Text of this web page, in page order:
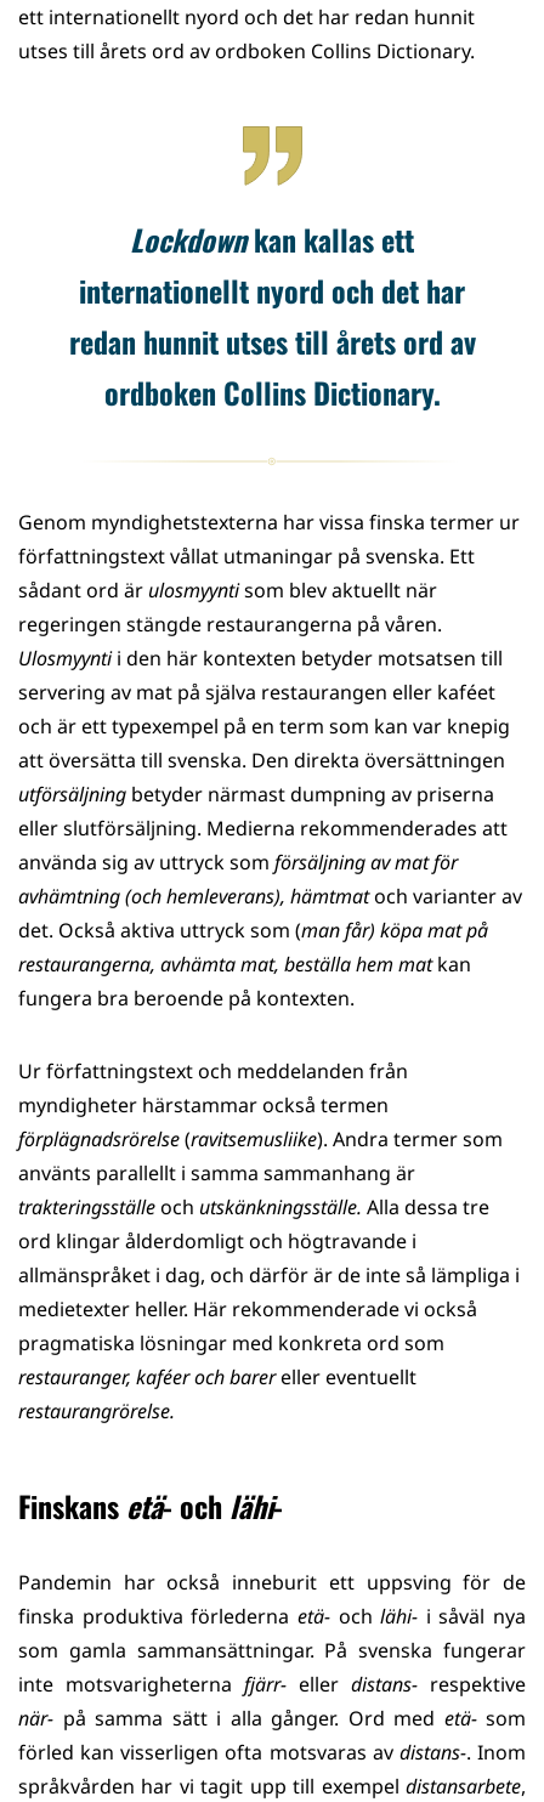
ett internationellt nyord och det har redan hunnit
utses till årets ord av ordboken Collins Dictionary.
Lockdownkan kallas ett
internationellt nyord och det har
redan hunnit utses till årets ord av
ordboken Collins Dictionary.
Genom myndighetstexterna har vissa finska termer ur
författningstext vållat utmaningar på svenska. Ett
sådant ord är ulosmyyntisom blev aktuellt när
regeringen stängde restaurangerna på våren.
Ulosmyyntii den här kontexten betyder motsatsen till
servering av mat på själva restaurangen eller kaféet
och är ett typexempel på en term som kan var knepig
att översätta till svenska. Den direkta översättningen
utförsäljning betyder närmast dumpning av priserna
eller slutförsäljning. Medierna rekommenderades att
använda sig av uttryck som försäljning av mat för
avhämtning (och hemleverans), hämtmatoch varianter av
det. Också aktiva uttryck som (man får) köpa mat på
restaurangerna, avhämta mat, beställa hem matkan
fungera bra beroende på kontexten.
Ur författningstext och meddelanden från
myndigheter härstammar också termen
förplägnadsrörelse(ravitsemusliike). Andra termer som
använts parallellt i samma sammanhang är
trakteringsställeoch utskänkningsställe. Alla dessa tre
ord klingar ålderdomligt och högtravande i
allmänspråket i dag, och därför är de inte så lämpliga i
medietexter heller. Här rekommenderade vi också
pragmatiska lösningar med konkreta ord som
restauranger, kaféer och barereller eventuellt
restaurangrörelse.
Finskansetä- ochlähi-
Pandemin har också inneburit ett uppsving för de
finska produktiva förlederna etä- ochlähi- i såväl nya
som gamla sammansättningar. På svenska fungerar
inte motsvarigheterna fjärr- eller distans- respektive
när- på samma sätt i alla gånger. Ord med etä- som
förled kan visserligen ofta motsvaras av distans-. Inom
språkvården har vi tagit upp till exempel distansarbete,